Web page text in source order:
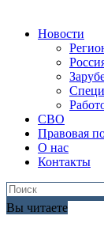
Новости
СВО
Правовая
О нас
Контакты
Вы читаете